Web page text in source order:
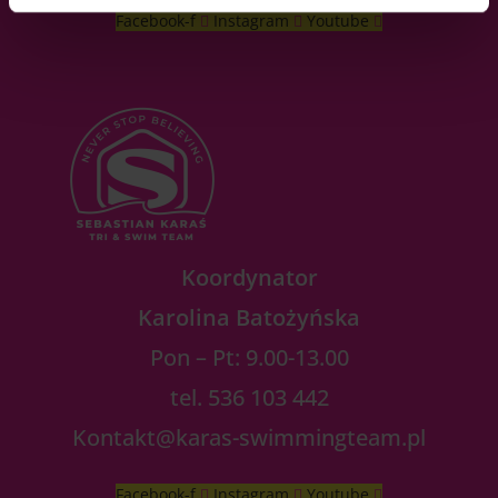
Facebook-f Instagram Youtube
Koordynator
Karolina Batożyńska
Pon – Pt: 9.00-13.00
tel. 536 103 442
Kontakt@karas-swimmingteam.pl